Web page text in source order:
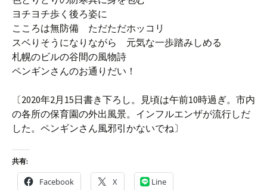
ヨチヨチ歩く後ろ姿に
こころは無防備 ただただホッコリ
スベりそうになりながら 元気な一歩踏みしめる
札幌のビルの谷間の風物詩
ペンギンさんのお通りだい！
〔2020年2月15日書き下ろし。見頃は午前10時過ぎ。市内
の各所の保育園の外出風景。インフルエンザが流行しだ
した。ペンギンさん風邪引かないでね〕
共有:
Facebook X Line